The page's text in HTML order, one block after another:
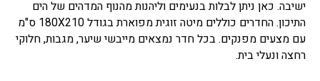
ישיבה. כאן ניתן לבלות בנעימים וליהנות מהנוף המדהים של הים
התיכון. החדרים כוללים מיטה זוגית מפוארת בגודל 180X210 ס"מ
עם מצעים מפנקים. בכל חדר נמצאים מייבשי שיער, מגבות, חלוקי
רחצה ונעלי בית.